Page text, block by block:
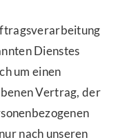
Dienstes
um einen
Vertrag, der
nach unseren